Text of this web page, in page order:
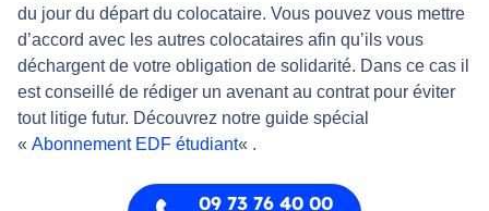
du jour du départ du colocataire. Vous pouvez vous mettre
d’accord avec les autres colocataires afin qu’ils vous
déchargent de votre obligation de solidarité. Dans ce cas il
est conseillé de rédiger un avenant au contrat pour éviter
tout litige futur. Découvrez notre guide spécial
« Abonnement EDF étudiant« .
09 73 76 40 00